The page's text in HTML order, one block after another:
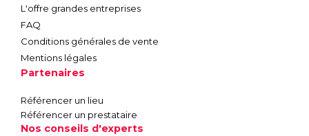
L'offre grandes entreprises
FAQ
Conditions générales de vente
Mentions légales
Partenaires
Référencer un lieu
Référencer un prestataire
Nos conseils d'experts